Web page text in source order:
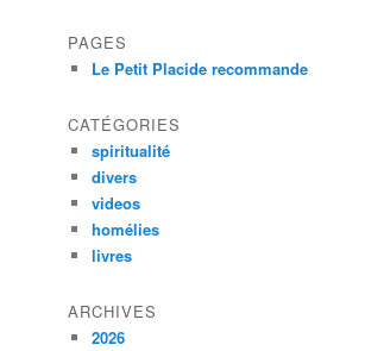
PAGES
Le Petit Placide recommande
CATÉGORIES
spiritualité
divers
videos
homélies
livres
ARCHIVES
2026